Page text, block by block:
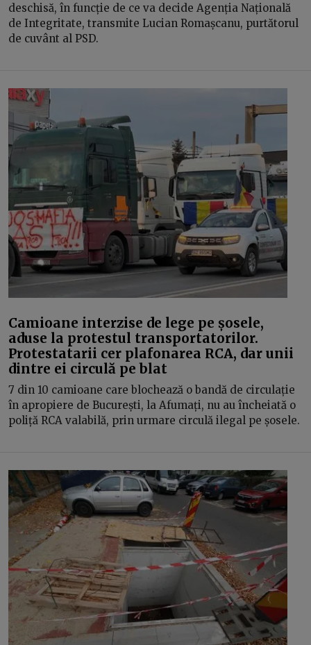
deschisă, în funcție de ce va decide Agenția Națională
de Integritate, transmite Lucian Romașcanu, purtătorul
de cuvânt al PSD.
Camioane interzise de lege pe șosele,
aduse la protestul transportatorilor.
Protestatarii cer plafonarea RCA, dar unii
dintre ei circulă pe blat
7 din 10 camioane care blochează o bandă de circulație
în apropiere de București, la Afumați, nu au încheiată o
poliță RCA valabilă, prin urmare circulă ilegal pe șosele.